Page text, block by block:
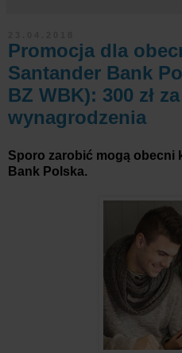
Promocja dla
Santander Bank
BZ WBK): 300 zł
wynagrodzenia
Sporo zarobić mogą obecni
Bank Polska.